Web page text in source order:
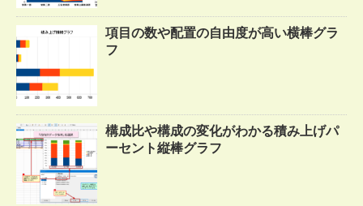
項目の数や配置の自由度が高い横棒グラ
フ
構成比や構成の変化がわかる積み上げパ
ーセント縦棒グラフ